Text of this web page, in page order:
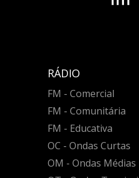
RÁDIO
FM - Comercial
FM - Comunitária
FM - Educativa
OC - Ondas Curtas
OM - Ondas Médias